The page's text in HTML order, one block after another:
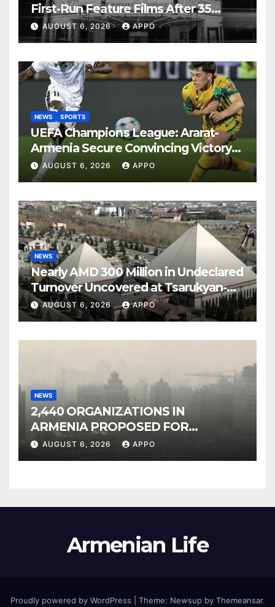
First-Run Feature Films After 35
Years
AUGUST 6, 2026 APPO
NEWS SPORTS
UEFA Champions League: Ararat-
Armenia Secure Convincing Victory
Over Shamrock Rovers 2-0
AUGUST 6, 2026 APPO
NEWS
Nearly AMD 300 Million in Undeclared
Turnover Uncovered at Tsarukyan-
Owned Entertainment Center
AUGUST 6, 2026 APPO
NEWS
2,440 ORGANIZATIONS IN
ARMENIA PROPOSED FOR
INCLUSION IN LIST OF AIR
AUGUST 6, 2026 APPO
Armenian Life
Proudly powered by WordPress Theme: Newsup by Themeansar.